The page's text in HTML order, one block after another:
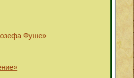
Фуше»